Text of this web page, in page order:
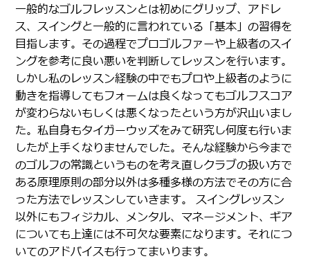
一般的なゴルフレッスンとは初めにグリップ、アドレ
ス、スイングと一般的に言われている「基本」の習得を
目指します。その過程でプロゴルファーや上級者のスイ
ングを参考に良い悪いを判断してレッスンを行います。
しかし私のレッスン経験の中でもプロや上級者のように
動きを指導してもフォームは良くなってもゴルフスコア
が変わらないもしくは悪くなったという方が沢山いまし
た。私自身もタイガーウッズをみて研究し何度も行いま
したが上手くなりませんでした。そんな経験から今まで
のゴルフの常識というものを考え直しクラブの扱い方で
ある原理原則の部分以外は多種多様の方法でその方に合
った方法でレッスンしていきます。 スイングレッスン
以外にもフィジカル、メンタル、マネージメント、ギア
についても上達には不可欠な要素になります。それにつ
いてのアドバイスも行ってまいります。